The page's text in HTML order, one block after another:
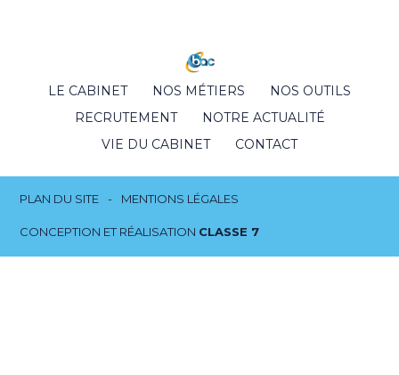
Footer
LE CABINET NOS MÉTIERS
NOS OUTILS
RECRUTEMENT
NOTRE ACTUALITÉ
VIE DU CABINET
CONTACT
Footer
PLAN DU SITE MENTIONS LÉGALES
CONCEPTION ET RÉALISATION CLASSE 7